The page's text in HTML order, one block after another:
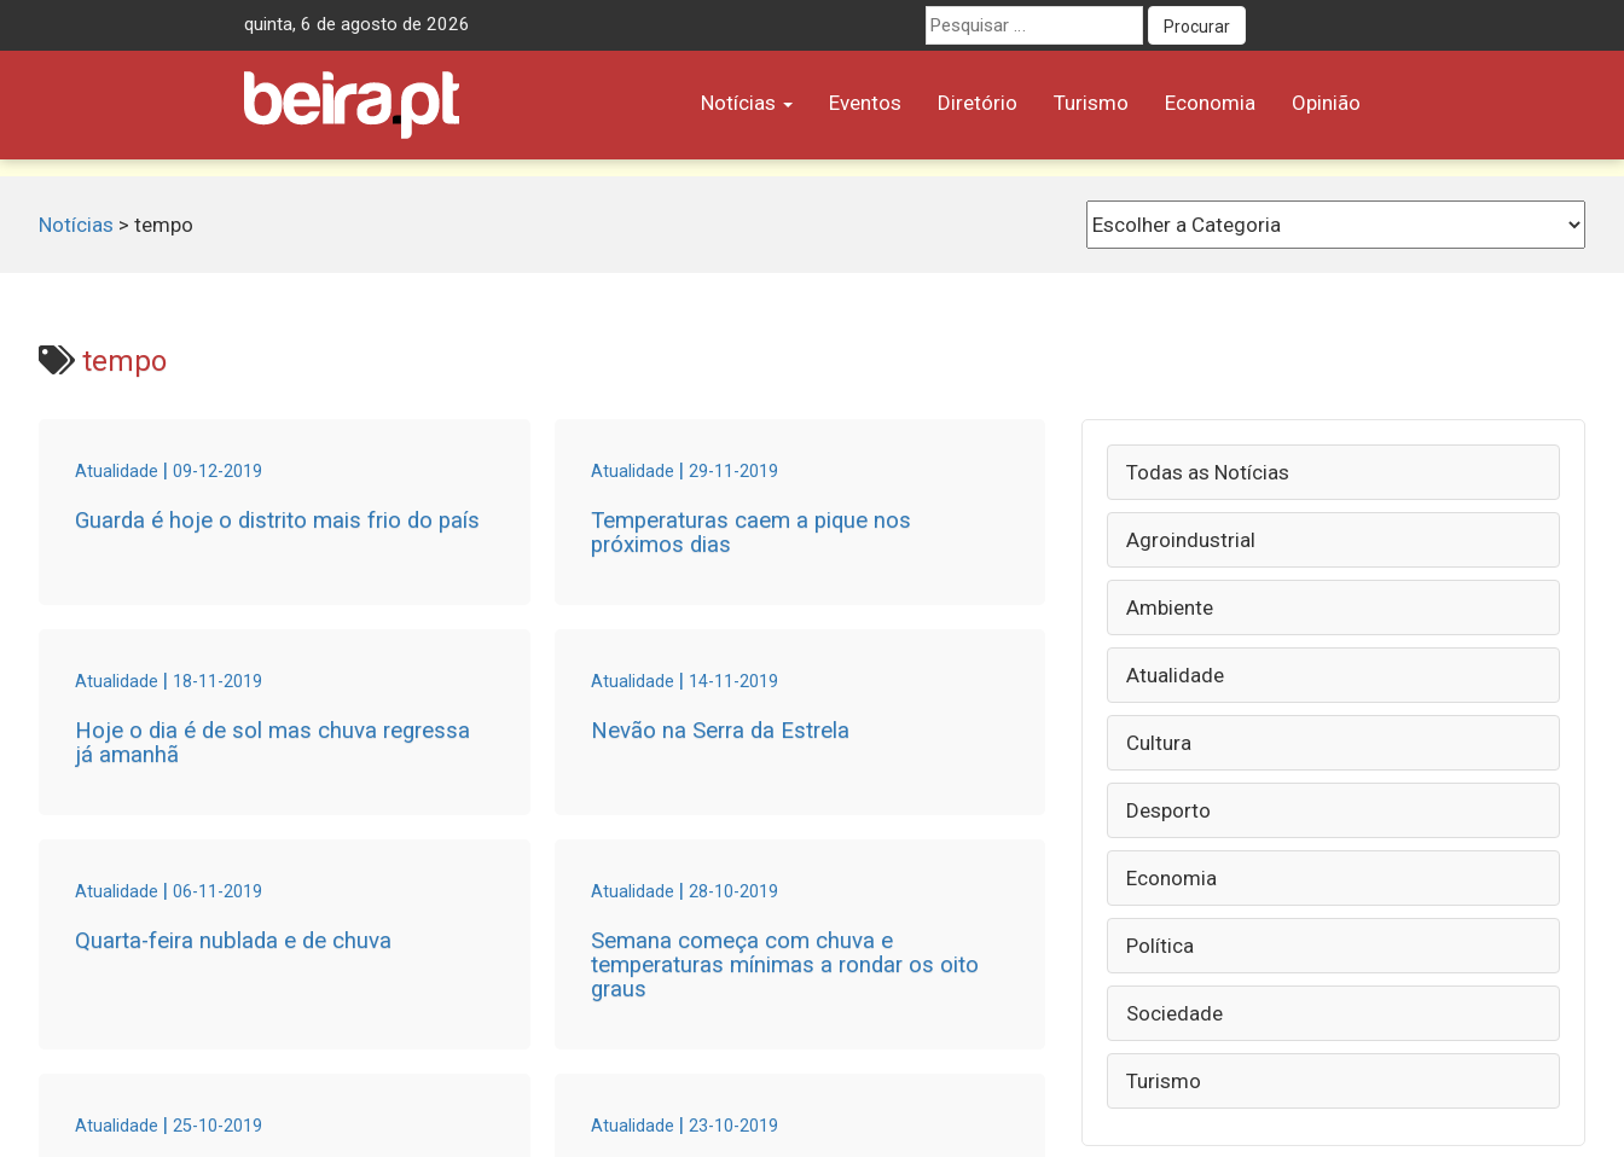
quinta, 6 de agosto de 2026
Procurar
por:
Procurar
Notícias Eventos Diretório Turismo Economia Opinião
Notícias > tempo
tempo
Atualidade | 09-12-2019
Guarda é hoje o distrito mais frio do país
Atualidade | 29-11-2019
Temperaturas caem a pique nos
próximos dias
Atualidade | 18-11-2019
Hoje o dia é de sol mas chuva regressa
já amanhã
Atualidade | 14-11-2019
Nevão na Serra da Estrela
Atualidade | 06-11-2019
Quarta-feira nublada e de chuva
Atualidade | 28-10-2019
Semana começa com chuva e
temperaturas mínimas a rondar os oito
graus
Atualidade | 25-10-2019 Atualidade | 23-10-2019
Todas as Notícias
Agroindustrial
Ambiente
Atualidade
Cultura
Desporto
Economia
Política
Sociedade
Turismo